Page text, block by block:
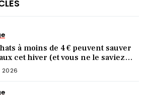
à moins de 4 € peuvent sauver
cet hiver (et vous ne le saviez
2026